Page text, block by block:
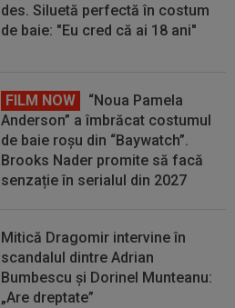
des. Siluetă perfectă în costum
de baie: "Eu cred că ai 18 ani"
FILM NOW
“Noua Pamela
Anderson” a îmbrăcat costumul
de baie roșu din “Baywatch”.
Brooks Nader promite să facă
senzație în serialul din 2027
Mitică Dragomir intervine în
scandalul dintre Adrian
Bumbescu și Dorinel Munteanu:
„Are dreptate”